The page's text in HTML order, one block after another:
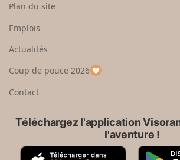
e
u
p
a
Plan du site
Emplois
Actualités
Coup de pouce 2026
Contact
Téléchargez l'application
l'aventure !
A